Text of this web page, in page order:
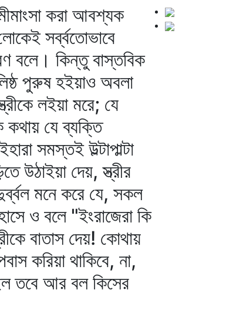
করা আবশ্যক
সর্ব্বতোভাবে
বলে। কিন্তু বাস্তবিক
পুরুষ হইয়াও অবলা
লইয়া মরে; যে
কথায় যে ব্যক্তি
সমস্তই উল্টাপাল্টা
উঠাইয়া দেয়, স্ত্রীর
মনে করে যে, সকল
ও বলে "ইংরাজেরা কি
বাতাস দেয়! কোথায়
করিয়া থাকিবে, না,
তবে আর বল কিসের